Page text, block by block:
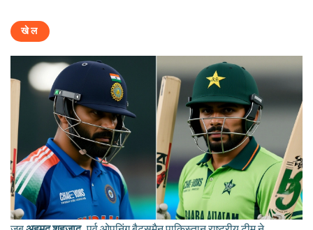
खेल